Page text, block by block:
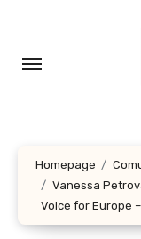
contenuto
Homepage
Vanessa
Voice for Europe